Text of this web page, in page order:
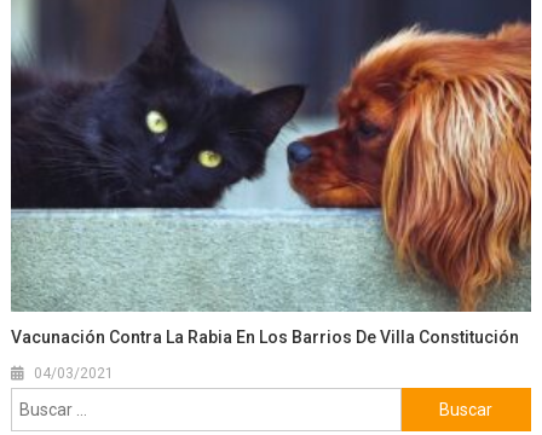
Vacunación Contra La Rabia En Los Barrios De Villa Constitución
04/03/2021
Buscar: